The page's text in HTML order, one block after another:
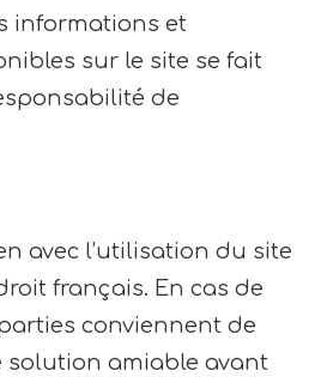
informations et
sur le site se fait
de
avec l’utilisation du site
français. En cas de
conviennent de
solution amiable avant